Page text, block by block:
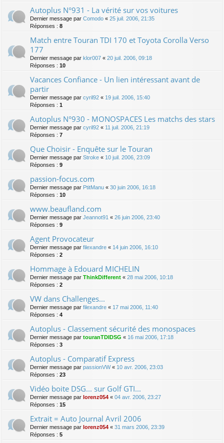
Autoplus N°931 - La vérité sur vos voitures
Dernier message par Comodo « 25 juil. 2006, 21:35
Réponses : 8
Match entre Touran TDI 170 et Toyota Corolla Verso
177
Dernier message par klor007 « 20 juil. 2006, 09:18
Réponses : 10
Vacances Confiance - Un lien intéressant avant de
partir
Dernier message par cyril92 « 19 juil. 2006, 15:40
Réponses : 1
Autoplus N°930 - MONOSPACES Les matchs des stars
Dernier message par cyril92 « 11 juil. 2006, 21:19
Réponses : 7
Que Choisir - Enquête sur le Touran
Dernier message par Stroke « 10 juil. 2006, 23:09
Réponses : 9
passion-focus.com
Dernier message par PtitManu « 30 juin 2006, 16:18
Réponses : 10
www.beaufland.com
Dernier message par Jeannot91 « 26 juin 2006, 23:40
Réponses : 9
Agent Provocateur
Dernier message par filexandre « 14 juin 2006, 16:10
Réponses : 2
Hommage à Edouard MICHELIN
Dernier message par ThinkDifferent « 28 mai 2006, 10:18
Réponses : 2
VW dans Challenges...
Dernier message par filexandre « 17 mai 2006, 11:40
Réponses : 4
Autoplus - Classement sécurité des monospaces
Dernier message par touranTDIDSG « 16 mai 2006, 17:18
Réponses : 3
Autoplus - Comparatif Express
Dernier message par passionVW« 10 avr. 2006, 23:03
Réponses : 23
Vidéo boite DSG... sur Golf GTI...
Dernier message par lorenz054 « 04 avr. 2006, 23:27
Réponses : 15
Extrait = Auto Journal Avril 2006
Dernier message par lorenz054 « 31 mars 2006, 23:39
Réponses : 5